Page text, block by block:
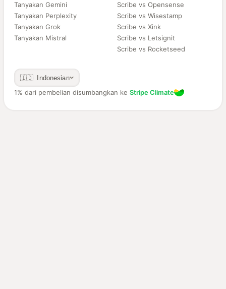
Tanyakan Gemini
Tanyakan Perplexity
Tanyakan Grok
Tanyakan Mistral
Scribe vs Opensense
Scribe vs Wisestamp
Scribe vs Xink
Scribe vs Letsignit
Scribe vs Rocketseed
🇮🇩 Indonesian
1% dari pembelian disumbangkan ke Stripe Climate